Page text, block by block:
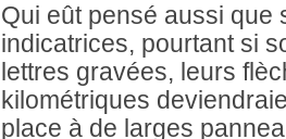
Qui eût pensé aussi que
indicatrices, pourtant si
lettres gravées, leurs
kilométriques
place à de larges